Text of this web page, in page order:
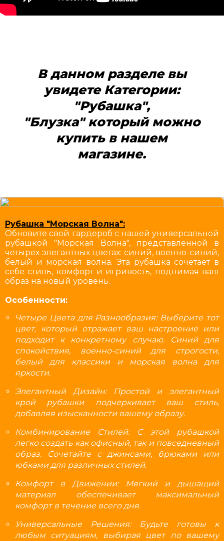
В данном разделе вы
увидете Категории:
"Рубашка",
"Блузка"который можно
купить в нашем
магазине.
Рубашка "Морская Волна":
Обновите свой гардероб с нашей универсальной
рубашкой "Морская Волна", представленной в
четырех элегантных цветах: синий, военно-синий,
белый и морская волна. Эта рубашка сочетает в
себе стиль, комфорт и игривость, поднимая ваш
образ на новый уровень.
Особенности:
Четыре Цвета для Разнообразия: Выберите тот
цвет, который отражает ваш настроение или
подходит к конкретному случаю. Синий для
спокойствия, военно-синий для строгости,
белый для классики и морская волна для
яркости.
Элегантный Дизайн: Простой и элегантный
крой рубашки подчеркивает ваш стиль,
добавляя изысканности вашему образу.
Комбинирование Стилей: С этой рубашкой
легко создать как офисный, так и повседневный
образ. Сочетайте с джинсами, брюками или
юбками для различных стилей.
Комфорт в Движении: Мягкий и дышащий
материал обеспечивает максимальный
комфорт в течение всего дня.
Универсальные Решения: Будьте готовы к
любым ситуациям, выбирая цвет по вашему